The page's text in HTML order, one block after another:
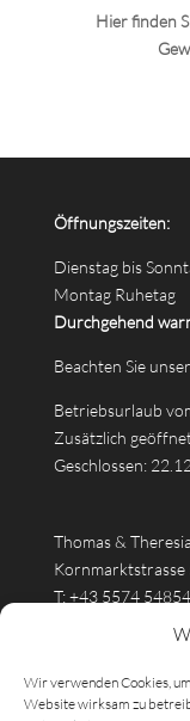
Wir verwenden Cookies,
Website wirksam zu
Hier finden
Öffnungszeiten:
Dienstag bis
Montag Ruhetag
Durchgehend
Beachten Sie
Betriebsurlaub
Zusätzlich
Geschlossen:
Thomas &
Kornmarktstrasse
T:+43 5574 54854